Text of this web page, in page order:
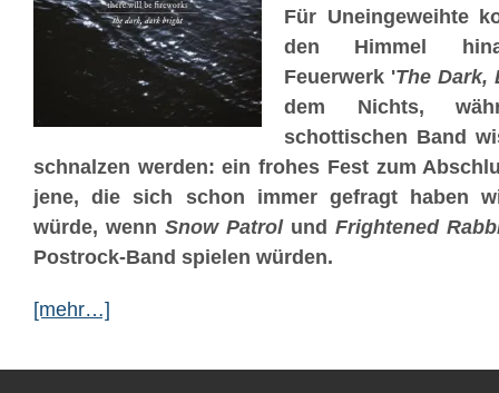
Für Uneingeweihte
den Himmel
Feuerwerk 'The Dark,
dem Nichts,
schottischen Band
schnalzen werden: ein frohes Fest zum
jene, die sich schon immer gefragt haben
würde, wenn Snow Patrolund Frightened
Postrock-Band spielen würden.
[mehr…]